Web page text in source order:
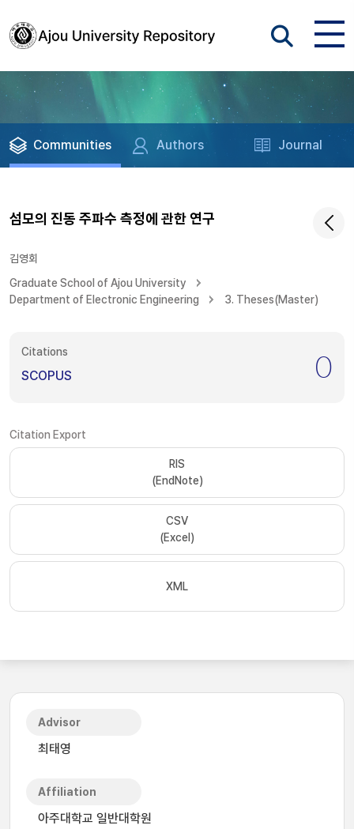
Communities Authors Journal
섬모의 진동 주파수 측정에 관한 연구
김영회
Graduate School of Ajou University
Department of Electronic Engineering
3. Theses(Master)
Citations
SCOPUS 0
Citation Export
RIS
(EndNote)
CSV
(Excel)
XML
Advisor
최태영
Affiliation
아주대학교 일반대학원